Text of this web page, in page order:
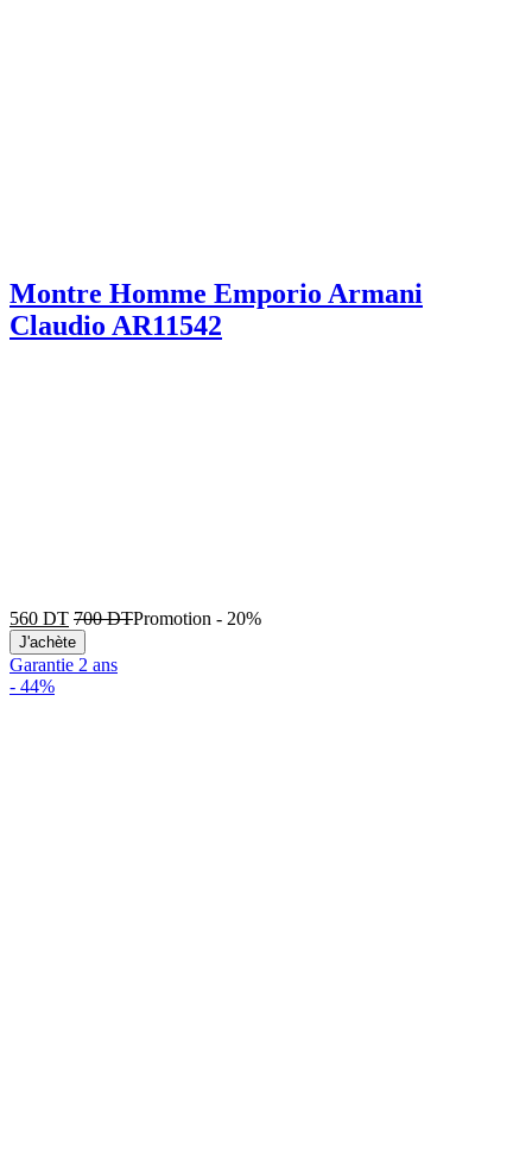
Montre Homme Emporio Armani
Claudio AR11542
560 DT 700DTPromotion - 20%
J'achète
Garantie 2 ans
- 44%